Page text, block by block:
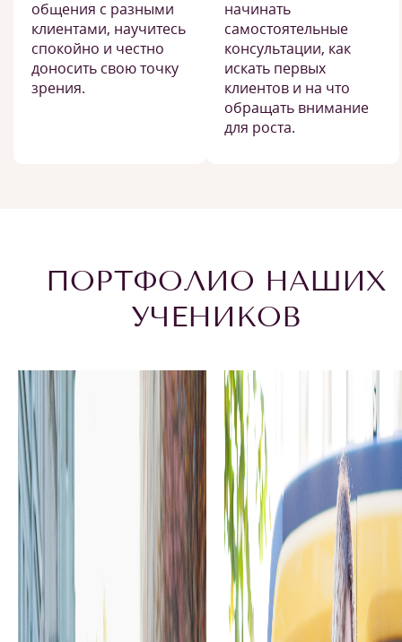
общения с разными
клиентами, научитесь
спокойно и честно
доносить свою точку
зрения.
начинать
самостоятельные
консультации, как
искать первых
клиентов и на что
обращать внимание
для роста.
ПОРТФОЛИО НАШИХ
УЧЕНИКОВ